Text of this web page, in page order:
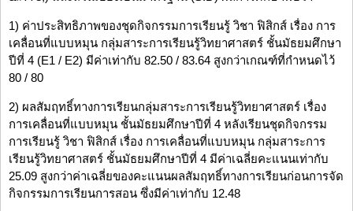
1) ค่าประสิทธิภาพของชุดกิจกรรมการเรียนรู้ วิชา ฟิสิกส์ เรื่อง การ
เคลื่อนที่แบบหมุน กลุ่มสาระการเรียนรู้วิทยาศาสตร์ ชั้นมัธยมศึกษา
ปีที่ 4 (E1 / E2) มีค่าเท่ากับ 82.50 / 83.64 สูงกว่าเกณฑ์ที่กำหนดไว้
80 / 80
2) ผลสัมฤทธิ์ทางการเรียนกลุ่มสาระการเรียนรู้วิทยาศาสตร์ เรื่อง
การเคลื่อนที่แบบหมุน ชั้นมัธยมศึกษาปีที่ 4 หลังเรียนชุดกิจกรรม
การเรียนรู้ วิชา ฟิสิกส์ เรื่อง การเคลื่อนที่แบบหมุน กลุ่มสาระการ
เรียนรู้วิทยาศาสตร์ ชั้นมัธยมศึกษาปีที่ 4 มีค่าเฉลี่ยคะแนนเท่ากับ
25.09 สูงกว่าค่าเฉลี่ยของคะแนนผลสัมฤทธิ์ทางการเรียนก่อนการจัด
กิจกรรมการเรียนการสอน ซึ่งมีค่าเท่ากับ 12.48